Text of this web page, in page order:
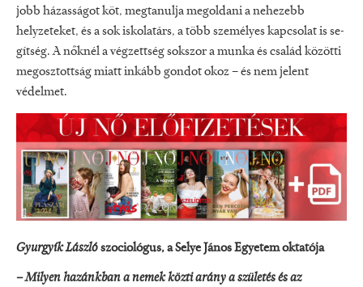
jobb házasságot köt, megtanulja megolda­ni a nehezebb
helyzeteket, és a sok isko­latárs, a több személyes kapcsolat is se­
gítség. A nőknél a végzettség sokszor a munka és család közötti
megosztottság miatt inkább gondot okoz – és nem je­lent
védelmet.
Gyurgyík Lászlószociológus, a Selye János Egyetem okta­tója
– Milyen hazánkban a nemek közti arány a születés és az